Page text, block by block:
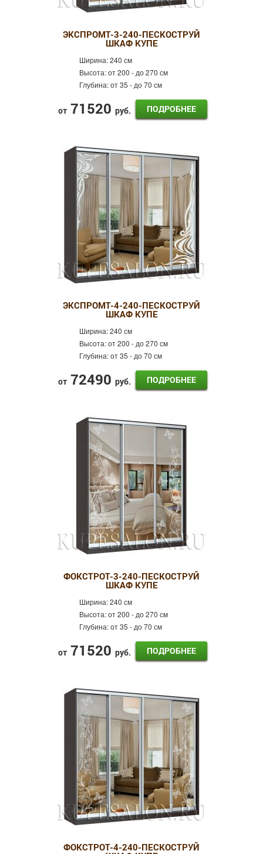
ЭКСПРОМТ-3-240-ПЕСКОСТРУЙ
ШКАФ КУПЕ
Ширина:240 см
Высота:от 200 - до 270 см
Глубина:от 35 - до 70 см
от 71520 руб. ПОДРОБНЕЕ
ЭКСПРОМТ-4-240-ПЕСКОСТРУЙ
ШКАФ КУПЕ
Ширина:240 см
Высота:от 200 - до 270 см
Глубина:от 35 - до 70 см
от 72490 руб. ПОДРОБНЕЕ
ФОКСТРОТ-3-240-ПЕСКОСТРУЙ
ШКАФ КУПЕ
Ширина:240 см
Высота:от 200 - до 270 см
Глубина:от 35 - до 70 см
от 71520 руб. ПОДРОБНЕЕ
ФОКСТРОТ-4-240-ПЕСКОСТРУЙ